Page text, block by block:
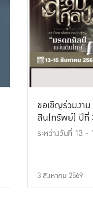
ขอเชิญร่วมงา
สิน(ทรัพย์) ปีที่
ระหว่างวันที่ 13 -
3 สิงหาคม 2569